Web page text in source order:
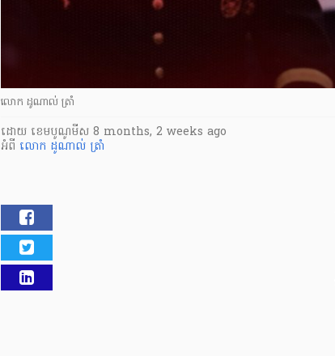
លោក ដូណាល់ ត្រាំ
ដោយ ​ ខេមបូណូមីស 8 months, 2 weeks ago
អំពី លោក ដូណាល់ ត្រាំ